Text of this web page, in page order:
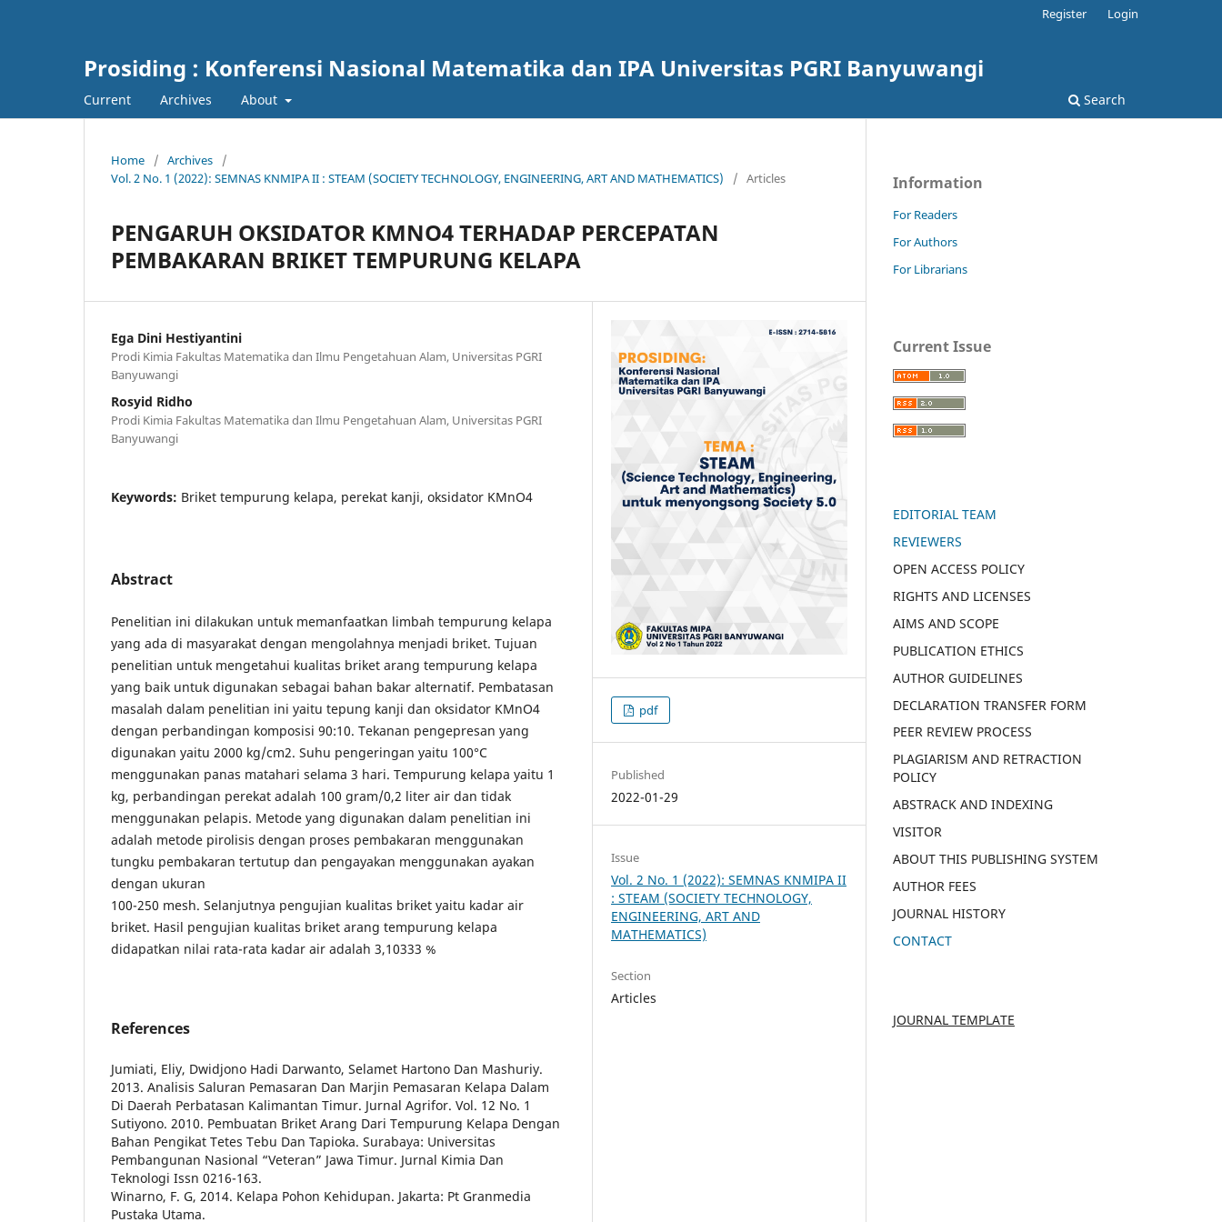
Prosiding : Konferensi Nasional Matematika dan IPA Universitas PGRI Banyuwangi
Current Archives About Search
Register Login
Home / Archives
/
Vol. 2 No. 1 (2022): SEMNAS KNMIPA II : STEAM (SOCIETY TECHNOLOGY, ENGINEERING, ART AND MATHEMATICS)
/ Articles
PENGARUH OKSIDATOR KMNO4 TERHADAP PERCEPATAN
PEMBAKARAN BRIKET TEMPURUNG KELAPA
Ega Dini Hestiyantini
Prodi Kimia Fakultas Matematika dan Ilmu Pengetahuan Alam, Universitas PGRI
Banyuwangi
Rosyid Ridho
Prodi Kimia Fakultas Matematika dan Ilmu Pengetahuan Alam, Universitas PGRI
Banyuwangi
Keywords: Briket tempurung kelapa, perekat kanji, oksidator KMnO4
Abstract
Penelitian ini dilakukan untuk memanfaatkan limbah tempurung kelapa
yang ada di masyarakat dengan mengolahnya menjadi briket. Tujuan
penelitian untuk mengetahui kualitas briket arang tempurung kelapa
yang baik untuk digunakan sebagai bahan bakar alternatif. Pembatasan
masalah dalam penelitian ini yaitu tepung kanji dan oksidator KMnO4
dengan perbandingan komposisi 90:10. Tekanan pengepresan yang
digunakan yaitu 2000 kg/cm2. Suhu pengeringan yaitu 100°C
menggunakan panas matahari selama 3 hari. Tempurung kelapa yaitu 1
kg, perbandingan perekat adalah 100 gram/0,2 liter air dan tidak
menggunakan pelapis. Metode yang digunakan dalam penelitian ini
adalah metode pirolisis dengan proses pembakaran menggunakan
tungku pembakaran tertutup dan pengayakan menggunakan ayakan
dengan ukuran
100-250 mesh. Selanjutnya pengujian kualitas briket yaitu kadar air
briket. Hasil pengujian kualitas briket arang tempurung kelapa
didapatkan nilai rata-rata kadar air adalah 3,10333 %
References
Jumiati, Eliy, Dwidjono Hadi Darwanto, Selamet Hartono Dan Mashuriy.
2013. Analisis Saluran Pemasaran Dan Marjin Pemasaran Kelapa Dalam
Di Daerah Perbatasan Kalimantan Timur. Jurnal Agrifor. Vol. 12 No. 1
Sutiyono. 2010. Pembuatan Briket Arang Dari Tempurung Kelapa Dengan
Bahan Pengikat Tetes Tebu Dan Tapioka. Surabaya: Universitas
Pembangunan Nasional “Veteran” Jawa Timur. Jurnal Kimia Dan
Teknologi Issn 0216-163.
Winarno, F. G, 2014. Kelapa Pohon Kehidupan. Jakarta: Pt Granmedia
Pustaka Utama.
pdf
Published
2022-01-29
Issue
Vol. 2 No. 1 (2022): SEMNAS KNMIPA II
: STEAM (SOCIETY TECHNOLOGY,
ENGINEERING, ART AND
MATHEMATICS)
Section
Articles
Information
For Readers
For Authors
For Librarians
Current Issue
EDITORIAL TEAM
REVIEWERS
OPEN ACCESS POLICY
RIGHTS AND LICENSES
AIMS AND SCOPE
PUBLICATION ETHICS
AUTHOR GUIDELINES
DECLARATION TRANSFER FORM
PEER REVIEW PROCESS
PLAGIARISM AND RETRACTION
POLICY
ABSTRACK AND INDEXING
VISITOR
ABOUT THIS PUBLISHING SYSTEM
AUTHOR FEES
JOURNAL HISTORY
CONTACT
JOURNAL TEMPLATE